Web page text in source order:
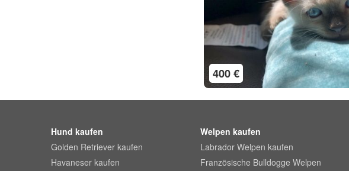
400 €
Hund kaufen
Golden Retriever kaufen
Havaneser kaufen
Welpen kaufen
Labrador Welpen kaufen
Französische Bulldogge Welpen